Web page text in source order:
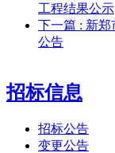
工程结果公示
下一篇 : 新郑
公告
招标信息
招标公告
变更公告